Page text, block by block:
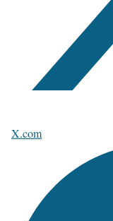
X.com